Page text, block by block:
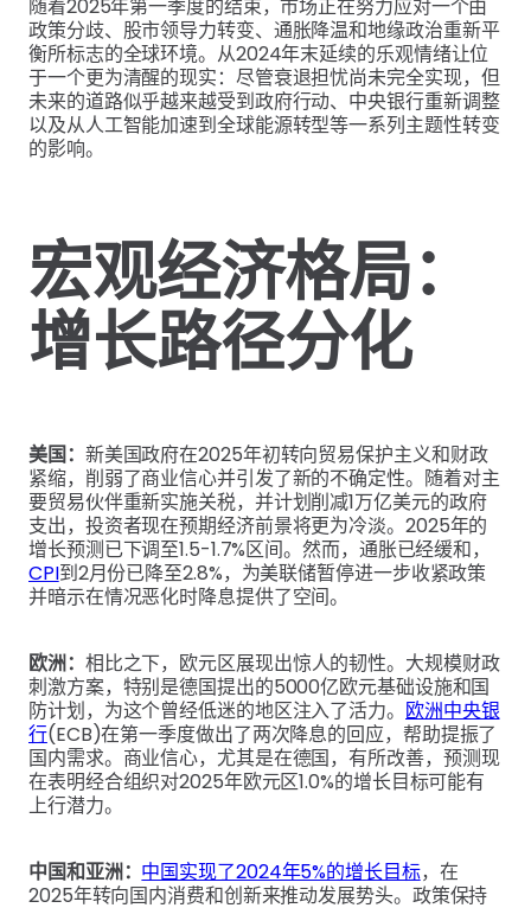
随着2025年第一季度的结束，市场正在努力应对一个由
政策分歧、股市领导力转变、通胀降温和地缘政治重新平
衡所标志的全球环境。从2024年末延续的乐观情绪让位
于一个更为清醒的现实：尽管衰退担忧尚未完全实现，但
未来的道路似乎越来越受到政府行动、中央银行重新调整
以及从人工智能加速到全球能源转型等一系列主题性转变
的影响。
宏观经济格局：
增长路径分化
美国： 新美国政府在2025年初转向贸易保护主义和财政
紧缩，削弱了商业信心并引发了新的不确定性。随着对主
要贸易伙伴重新实施关税，并计划削减1万亿美元的政府
支出，投资者现在预期经济前景将更为冷淡。2025年的
增长预测已下调至1.5-1.7%区间。然而，通胀已经缓和，
CPI到2月份已降至2.8%，为美联储暂停进一步收紧政策
并暗示在情况恶化时降息提供了空间。
欧洲： 相比之下，欧元区展现出惊人的韧性。大规模财政
刺激方案，特别是德国提出的5000亿欧元基础设施和国
防计划，为这个曾经低迷的地区注入了活力。 欧洲中央银
行(ECB)在第一季度做出了两次降息的回应，帮助提振了
国内需求。商业信心，尤其是在德国，有所改善，预测现
在表明经合组织对2025年欧元区1.0%的增长目标可能有
上行潜力。
中国和亚洲： 中国实现了2024年5%的增长目标，在
2025年转向国内消费和创新来推动发展势头。政策保持